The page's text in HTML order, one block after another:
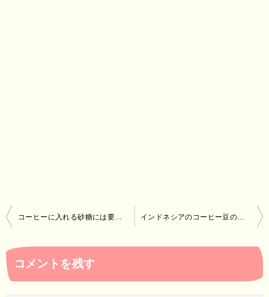
投
ナ
ビ
コーヒーに入れる砂糖には要注意！マヌカハニーがおすすめ インドネシアのコーヒー豆の特徴
コメントを残す